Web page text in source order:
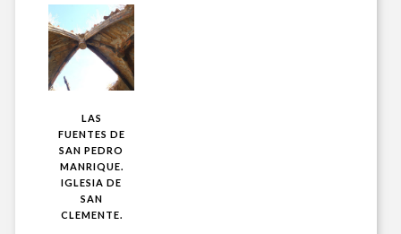
LAS
FUENTES DE
SAN PEDRO
MANRIQUE.
IGLESIA DE
SAN
CLEMENTE.